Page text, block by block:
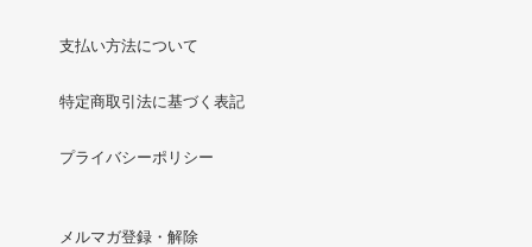
支払い方法について
特定商取引法に基づく表記
プライバシーポリシー
メルマガ登録・解除